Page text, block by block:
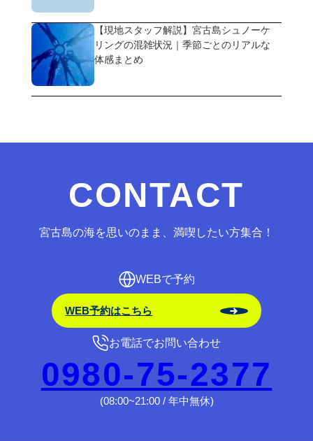
【現地スタッフ解説】宮古島シュノーケ
リングの混雑状況｜季節ごとのリアルな
体感まとめ
CONTACT
宮古島の海を思いのまま、満喫したい方集合！
WEBで予約
WEB予約はこちら
お電話でお問い合わせ
0980-75-2377
(08:00~21:00 / 年中無休)